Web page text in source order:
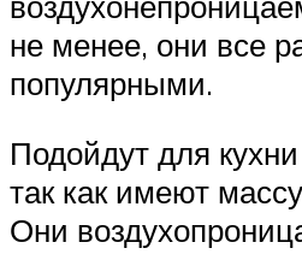
не менее, они все
популярными.
Подойдут для
так как имеют
Они